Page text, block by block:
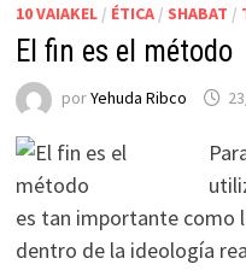
10 VAIAKEL/ ÉTICA/ SHABAT /
El fin es el método
porYehuda Ribco
es tan importante como
dentro de la ideología